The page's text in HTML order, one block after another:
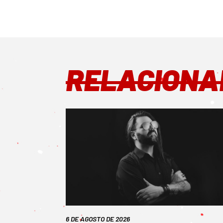
6 DE AGOSTO DE 2026